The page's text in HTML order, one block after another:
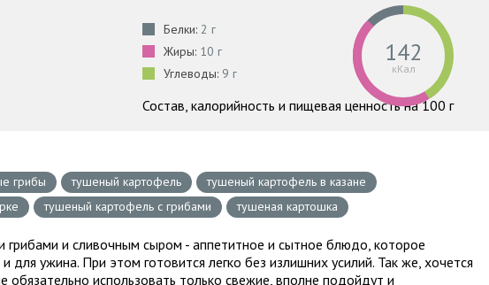
Белки: 2 г
Жиры: 10 г
Углеводы: 9 г
142
кКал
Состав, калорийность и пищевая ценность на 100 г
грибы тушеный картофель
тушеный картофель в казане
тушеный картофель с грибами тушеная картошка
грибами и сливочным сыром - аппетитное и сытное блюдо, которое
для ужина. При этом готовится легко без излишних усилий. Так же, хочется
обязательно использовать только свежие, вполне подойдут и